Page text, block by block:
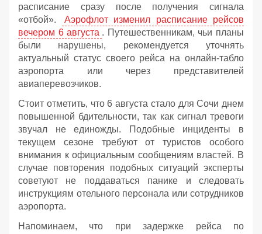
расписание сразу после получения сигнала
«отбой».
Аэрофлот изменил расписание рейсов
вечером 6 августа . Путешественникам, чьи планы
были нарушены, рекомендуется уточнять
актуальный статус своего рейса на онлайн-табло
аэропорта или через представителей
авиаперевозчиков.
Стоит отметить, что 6 августа стало для Сочи днем
повышенной бдительности, так как сигнал тревоги
звучал не единожды. Подобные инциденты в
текущем сезоне требуют от туристов особого
внимания к официальным сообщениям властей. В
случае повторения подобных ситуаций эксперты
советуют не поддаваться панике и следовать
инструкциям отельного персонала или сотрудников
аэропорта.
Напоминаем, что при задержке рейса по